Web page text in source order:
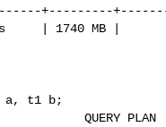
+---------
| 1740 MB |
a, t1 b;
QUERY PLAN